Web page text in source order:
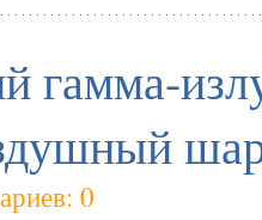
гамма-
0